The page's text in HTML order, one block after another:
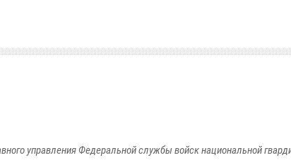
управления Федеральной службы войск национальной